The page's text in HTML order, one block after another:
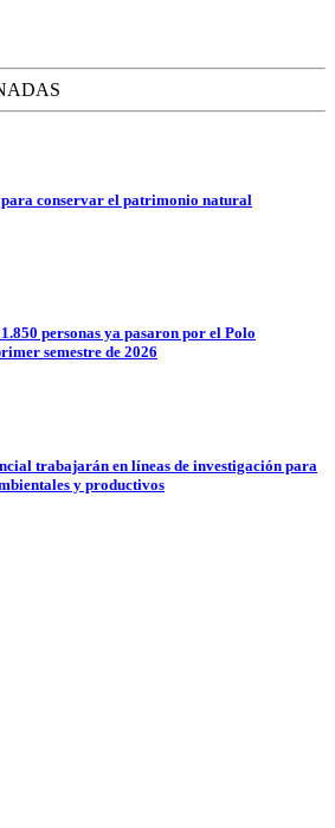
conservar el patrimonio natural
personas ya pasaron por el Polo
semestre de 2026
trabajarán en líneas de investigación para
y productivos